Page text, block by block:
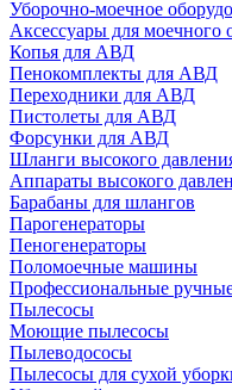
Уборочно-моечное
Аксессуары для моечного
Копья для АВД
Пенокомплекты для АВД
Переходники для АВД
Пистолеты для АВД
Форсунки для АВД
Шланги высокого
Аппараты высокого
Барабаны для шлангов
Парогенераторы
Пеногенераторы
Поломоечные машины
Профессиональные
Пылесосы
Моющие пылесосы
Пылеводососы
Пылесосы для сухой